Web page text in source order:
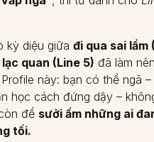
kỳ diệu giữa đi qua sai lầm
quan (Line 5) đã làm
này: bạn có thể ngã –
học cách đứng dậy –
để sưởi ấm những ai
tối.